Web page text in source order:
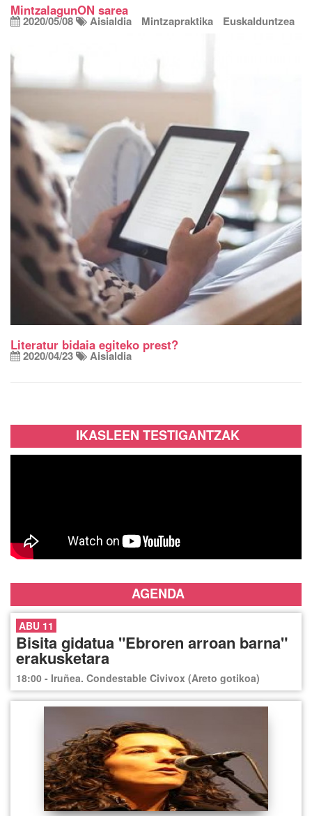
MintzalagunON sarea
2020/05/08 Aisialdia Mintzapraktika Euskalduntzea
Literatur bidaia egiteko prest?
2020/04/23 Aisialdia
IKASLEEN TESTIGANTZAK
AGENDA
ABU 11
Bisita gidatua "Ebroren arroan barna"
erakusketara
18:00 - Iruñea. Condestable Civivox (Areto gotikoa)